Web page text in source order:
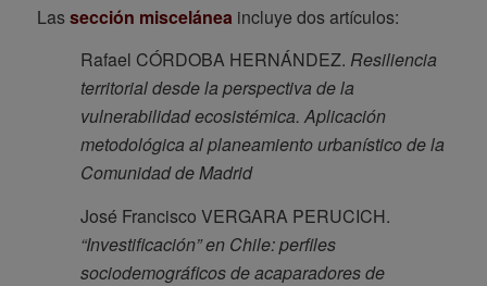
Lassección miscelánea incluye dos artículos:
Rafael CÓRDOBA HERNÁNDEZ. Resiliencia
territorial desde la perspectiva de la
vulnerabilidad ecosistémica. Aplicación
metodológica al planeamiento urbanístico de la
Comunidad de Madrid
José Francisco VERGARA PERUCICH.
“Investificación” en Chile: perfiles
sociodemográficos de acaparadores de